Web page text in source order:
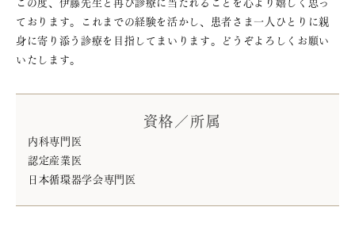
この度、伊藤先生と再び診療に当たれることを心より嬉しく思っ
ております。これまでの経験を活かし、患者さま一人ひとりに親
身に寄り添う診療を目指してまいります。どうぞよろしくお願い
いたします。
資格／所属
内科専門医
認定産業医
日本循環器学会専門医